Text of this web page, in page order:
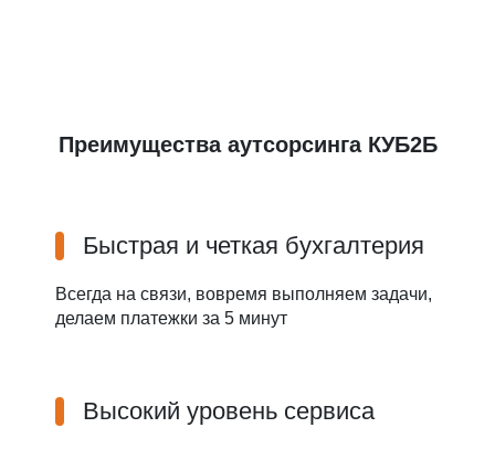
Преимущества аутсорсинга КУБ2Б
Быстрая и четкая бухгалтерия
Всегда на связи, вовремя выполняем задачи,
делаем платежки за 5 минут
Высокий уровень сервиса